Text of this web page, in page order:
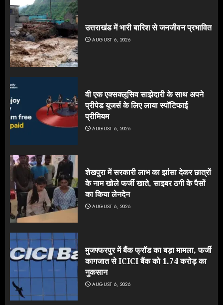
उत्तराखंड में भारी बारिश से जनजीवन प्रभावित
AUGUST 6, 2026
वी एक एक्सक्लूसिव साझेदारी के साथ अपने
प्रीपेड यूजर्स के लिए लाया स्पॉटिफाई
प्रीमियम
AUGUST 6, 2026
शेखपुरा में सरकारी लाभ का झांसा देकर छात्रों
के नाम खोले फर्जी खाते, साइबर ठगी के पैसों
का किया लेनदेन
AUGUST 6, 2026
मुजफ्फरपुर में बैंक फ्रॉड का बड़ा मामला, फर्जी
कागजात से ICICI बैंक को 1.74 करोड़ का
नुकसान
AUGUST 6, 2026